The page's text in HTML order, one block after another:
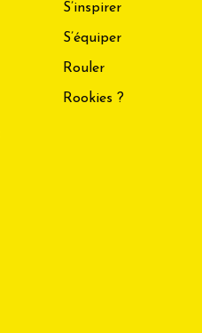
S’inspirer
S’équiper
Rouler
Rookies ?